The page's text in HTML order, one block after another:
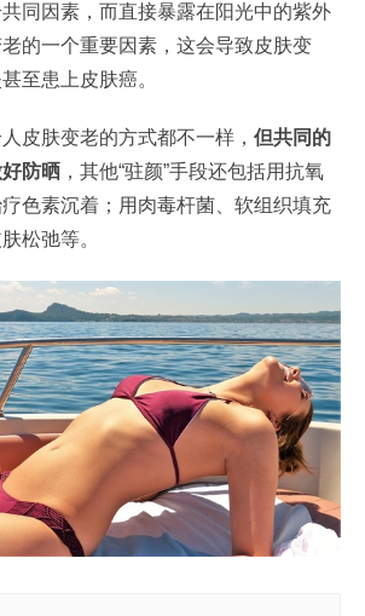
同因素，而直接暴露在阳光中的紫外
的一个重要因素，这会导致皮肤变
至患上皮肤癌。
皮肤变老的方式都不一样， 但共同的
防晒 ，其他“驻颜”手段还包括用抗氧
色素沉着；用肉毒杆菌、软组织填充
松弛等。